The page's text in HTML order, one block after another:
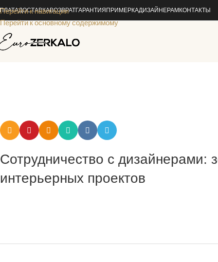
Перейти к навигации
Перейти к основному содержимому
ДОСТАВКАВОЗВРАТГАРАНТИЯПРИМЕРКАДИЗАЙНЕРАМКОНТАКТЫ
Сотрудничество с дизайнерами:
интерьерных проектов